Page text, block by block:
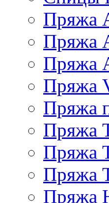
Пряжа
Пряжа
Пряжа
Пряжа
Пряжа
Пряжа
Пряжа
Пряжа
Пряжа